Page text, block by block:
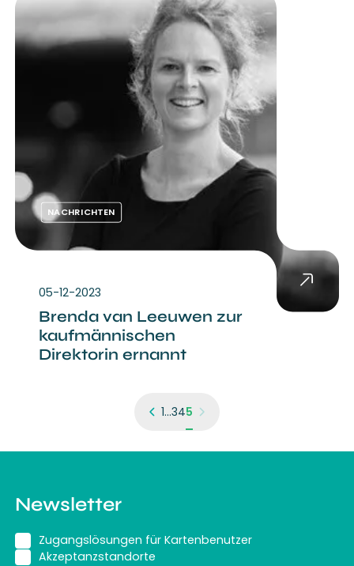
NACHRICHTEN
05-12-2023
Brenda van Leeuwen zur
kaufmännischen
Direktorin ernannt
1...345
Newsletter
Zugangslösungen für Kartenbenutzer
Akzeptanzstandorte